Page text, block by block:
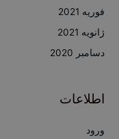
فوریه 2021
ژانویه 2021
دسامبر 2020
اطلاعات
ورود